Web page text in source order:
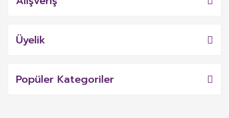
Üyelik
Popüler Kategoriler